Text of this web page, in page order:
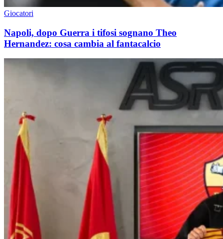
Giocatori
Napoli, dopo Guerra i tifosi sognano Theo
Hernandez: cosa cambia al fantacalcio